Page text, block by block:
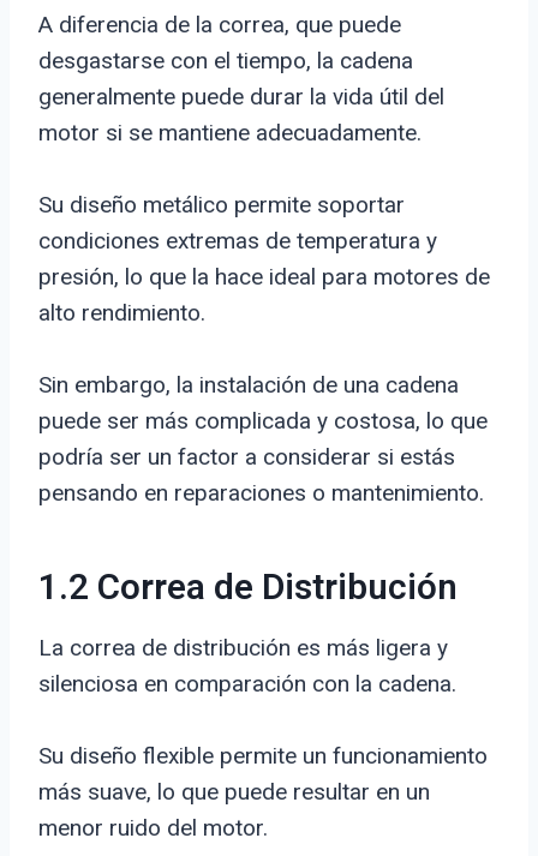
A diferencia de la correa, que puede
desgastarse con el tiempo, la cadena
generalmente puede durar la vida útil del
motor si se mantiene adecuadamente.
Su diseño metálico permite soportar
condiciones extremas de temperatura y
presión, lo que la hace ideal para motores de
alto rendimiento.
Sin embargo, la instalación de una cadena
puede ser más complicada y costosa, lo que
podría ser un factor a considerar si estás
pensando en reparaciones o mantenimiento.
1.2 Correa de Distribución
La correa de distribución es más ligera y
silenciosa en comparación con la cadena.
Su diseño flexible permite un funcionamiento
más suave, lo que puede resultar en un
menor ruido del motor.